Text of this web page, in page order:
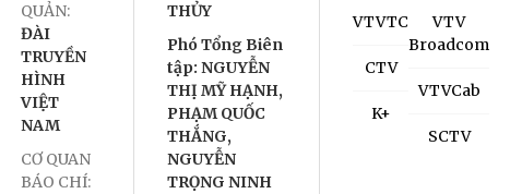
QUẢN:
ĐÀI
TRUYỀN
HÌNH
VIỆT
NAM
CƠ QUAN
BÁO CHÍ:
THỦY
Phó Tổng Biên
tập: NGUYỄN
THỊ MỸ HẠNH,
PHẠM QUỐC
THẮNG,
NGUYỄN
TRỌNG NINH
VTVTC
CTV
K+
VTV
Broadcom
VTVCab
SCTV